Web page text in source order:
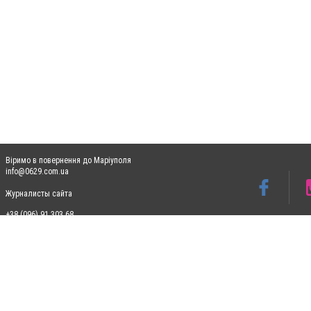
Віримо в повернення до Маріуполя
info@0629.com.ua
Журналисты сайта
+38 (096) 91 303 68